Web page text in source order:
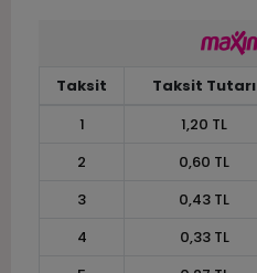
Taksit Taksit Tutarı
1
1,20 TL
2
0,60 TL
3
0,43 TL
4
0,33 TL